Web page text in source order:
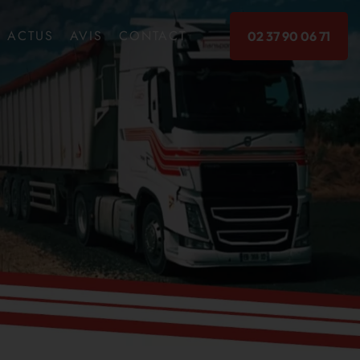
ACTUS AVIS CONTACT 02 37 90 06 71